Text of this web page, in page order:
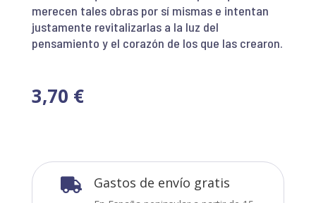
merecen tales obras por sí mismas e intentan
justamente revitalizarlas a la luz del
pensamiento y el corazón de los que las crearon.
3,70 €
 Gastos de envío gratis